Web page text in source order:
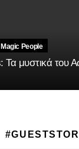
Magic People
μυστικά του